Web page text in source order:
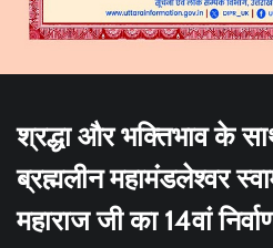
श्रद्धा और भक्तिभाव के
ब्रह्मलीन महामंडलेश्वर
महाराज जी का 14वां